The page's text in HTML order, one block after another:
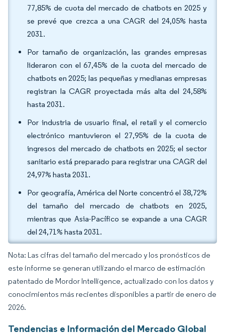
77,85% de cuota del mercado de chatbots en 2025 y
se prevé que crezca a una CAGR del 24,05% hasta
2031.
Por tamaño de organización, las grandes empresas
lideraron con el 67,45% de la cuota del mercado de
chatbots en 2025; las pequeñas y medianas empresas
registran la CAGR proyectada más alta del 24,58%
hasta 2031.
Por industria de usuario final, el retail y el comercio
electrónico mantuvieron el 27,95% de la cuota de
ingresos del mercado de chatbots en 2025; el sector
sanitario está preparado para registrar una CAGR del
24,97% hasta 2031.
Por geografía, América del Norte concentró el 38,72%
del tamaño del mercado de chatbots en 2025,
mientras que Asia-Pacífico se expande a una CAGR
del 24,71% hasta 2031.
Nota: Las cifras del tamaño del mercado y los pronósticos de
este informe se generan utilizando el marco de estimación
patentado de Mordor Intelligence, actualizado con los datos y
conocimientos más recientes disponibles a partir de enero de
2026.
Tendencias e Información del Mercado Global